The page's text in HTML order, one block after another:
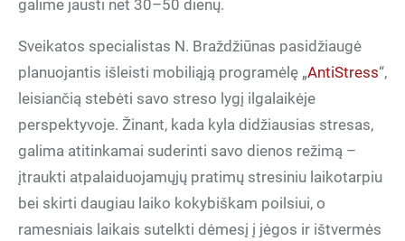
galime jausti net 30–50 dienų.
Sveikatos specialistas N. Braždžiūnas pasidžiaugė
planuojantis išleisti mobiliąją programėlę „AntiStress“,
leisiančią stebėti savo streso lygį ilgalaikėje
perspektyvoje. Žinant, kada kyla didžiausias stresas,
galima atitinkamai suderinti savo dienos režimą –
įtraukti atpalaiduojamųjų pratimų stresiniu laikotarpiu
bei skirti daugiau laiko kokybiškam poilsiui, o
ramesniais laikais sutelkti dėmesį į jėgos ir ištvermės